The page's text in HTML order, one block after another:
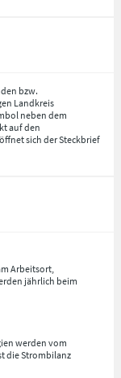
bzw.
Landkreis
neben dem
auf den
sich der Steckbrief
Arbeitsort,
jährlich beim
werden vom
die Strombilanz